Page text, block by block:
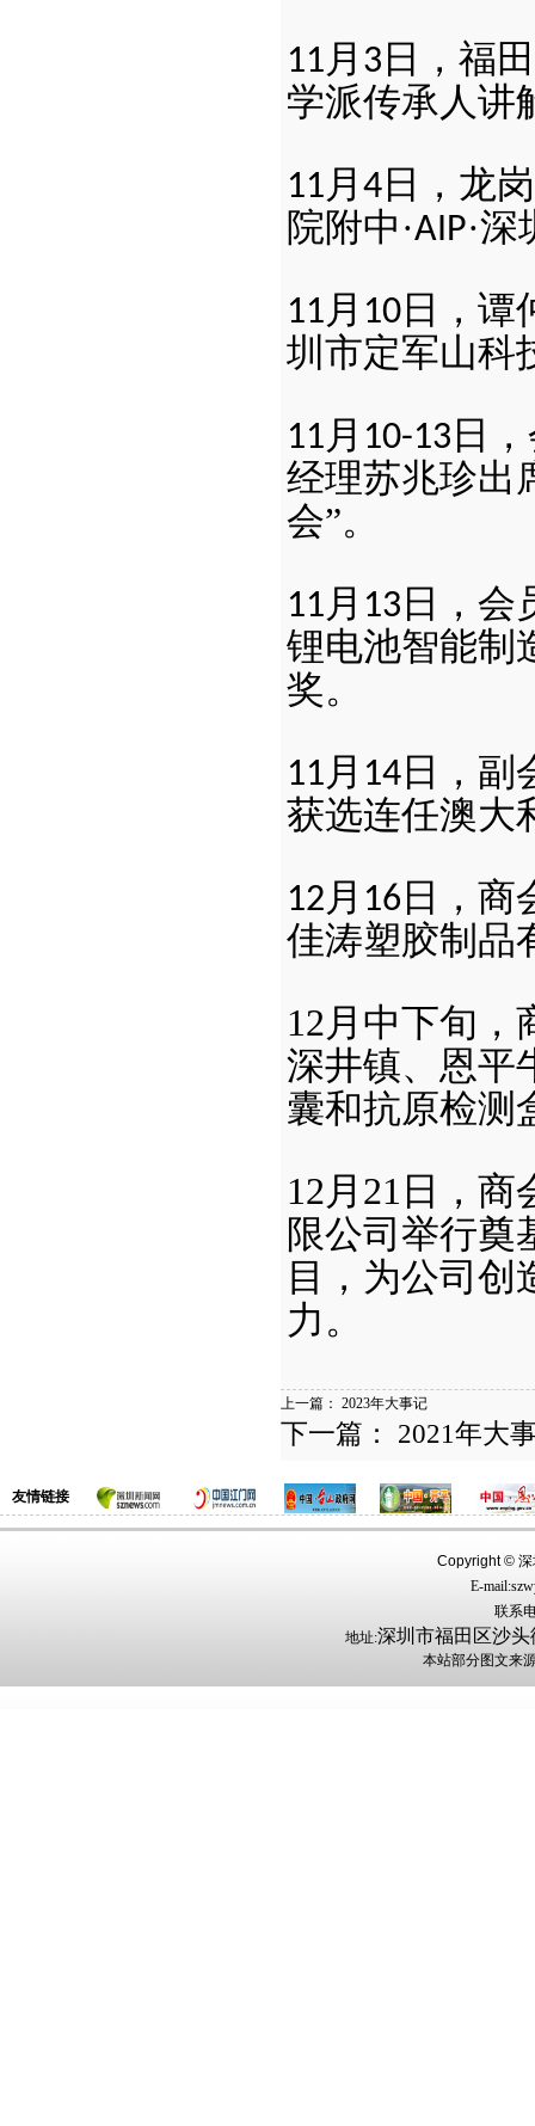
11月 3 日，福
学派传承人讲
11月 4 日，龙
院附中·AIP·
11月 10 日，谭
圳市定军山科
11月 10-13 日
经理苏兆珍出
会”。
11月 13 日，会
锂电池智能制
奖。
11月 14 日，副
获选连任澳大
12月 16 日，商
佳涛塑胶制品
12月中下旬，
深井镇、恩平
囊和抗原检测
12月21日，
限公司举行奠
目，为公司创
力。
上一篇： 2023年大事记
下一篇： 2021年大
友情链接
Copyright © 深
E-
联系
地址:深圳市福田区沙
本站部分图文来